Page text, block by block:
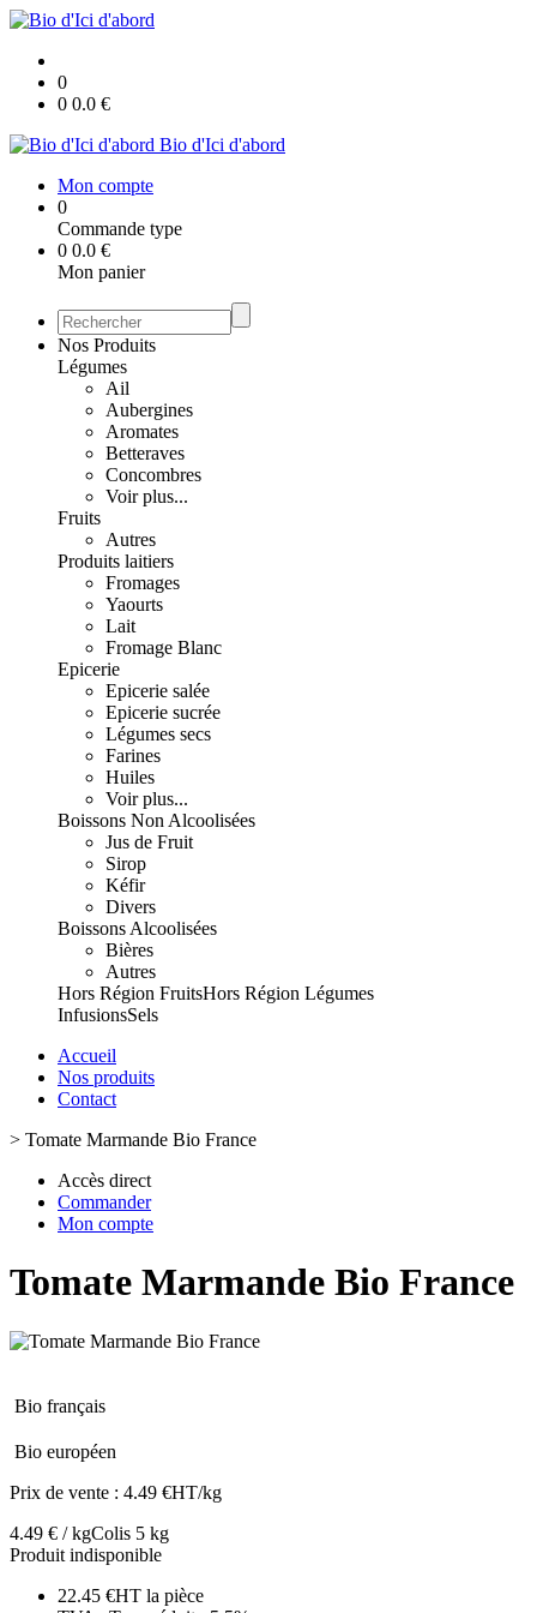
0
0 0.0 €
Bio d'Ici d'abord
Mon compte
0
Commande type
0 0.0 €
Mon panier
Nos Produits
Légumes
Ail
Aubergines
Aromates
Betteraves
Concombres
Voir plus...
Fruits
Autres
Produits laitiers
Fromages
Yaourts
Lait
Fromage Blanc
Epicerie
Epicerie salée
Epicerie sucrée
Légumes secs
Farines
Huiles
Voir plus...
Boissons Non Alcoolisées
Jus de Fruit
Sirop
Kéfir
Divers
Boissons Alcoolisées
Bières
Autres
Hors Région FruitsHors Région Légumes
InfusionsSels
Accueil
Nos produits
Contact
> Tomate Marmande Bio France
Accès direct
Commander
Mon compte
Tomate Marmande Bio France
Bio français
Bio européen
Prix de vente : 4.49 €HT/kg
4.49 € / kgColis 5 kg
Produit indisponible
22.45 €HT la pièce